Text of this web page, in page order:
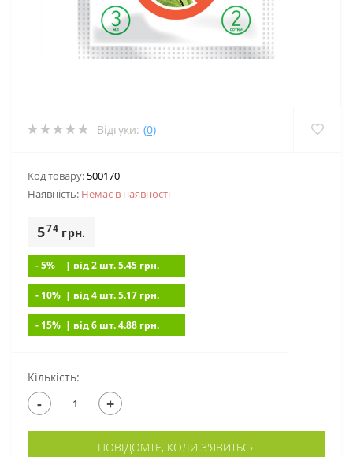
Відгуки: (0)
Код товару: 500170
Наявність: Немає в наявностi
574грн.
- 5% | вiд 2 шт. 5.45 грн.
- 10% | вiд 4 шт. 5.17 грн.
- 15% | вiд 6 шт. 4.88 грн.
Кількість:
- +
ПОВІДОМТЕ, КОЛИ З'ЯВИТЬСЯ